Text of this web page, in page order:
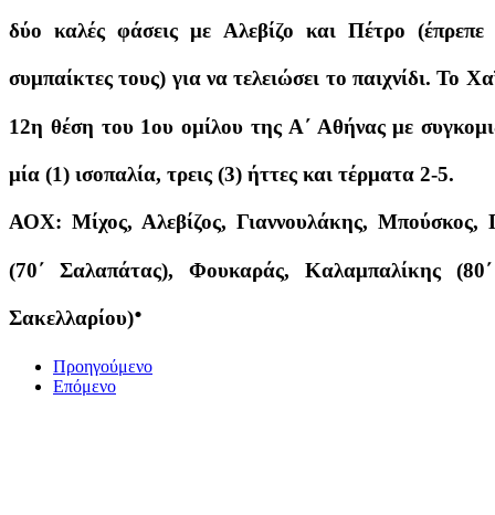
δύο καλές φάσεις με Αλεβίζο και Πέτρο
συμπαίκτες τους) για να τελειώσει το παιχνίδι. Το
12η θέση του 1ου ομίλου της Α΄ Αθήνας με
μία (1) ισοπαλία, τρεις (3) ήττες και τέρματα 2-5.
ΑΟΧ: Μίχος, Αλεβίζος, Γιαννουλάκης, Μπούσκος,
(70΄ Σαλαπάτας), Φουκαράς, Καλαμπαλίκης
Σακελλαρίου).
Προηγούμενο
Επόμενο